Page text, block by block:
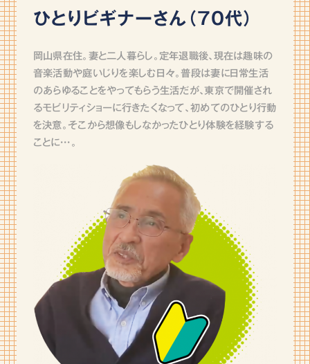
ひとりビギナーさん（70代）
岡山県在住。妻と二人暮らし。定年退職後､現在は趣味の
音楽活動や庭いじりを楽しむ日々。普段は妻に日常生活
のあらゆることをやってもらう生活だが､東京で開催され
るモビリティショーに行きたくなって、初めてのひとり行動
を決意。そこから想像もしなかったひとり体験を経験する
ことに・・・。